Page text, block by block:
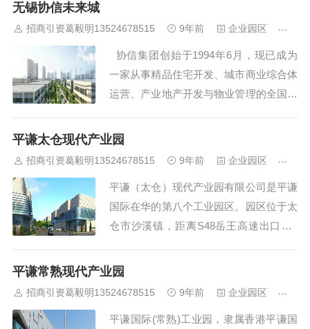
发区1993年获批为省级开发区，20...
无锡协信未来城
招商引资葛毅明13524678515 9年前 企业园区
协信集团创始于1994年6月，现已成为
一家从事精品住宅开发、城市商业综合体
运营、产业地产开发与物业管理的全国性
元。集团下辖重庆、上海、苏州、无锡、
托专业、透明、规范的企业机制，高...
平谦太仓现代产业园
招商引资葛毅明13524678515 9年前 企业园区
平谦（太仓）现代产业园有限公司是平谦
国际在华的第八个工业园区。园区位于太
仓市沙溪镇，距离S48岳王高速出口仅1
准单层钢结构厂房，太仓平谦有两种规格
高端制造商在华生产提供专业的工业地...
平谦常熟现代产业园
招商引资葛毅明13524678515 9年前 企业园区
平谦国际(常熟)工业园，隶属香港平谦国